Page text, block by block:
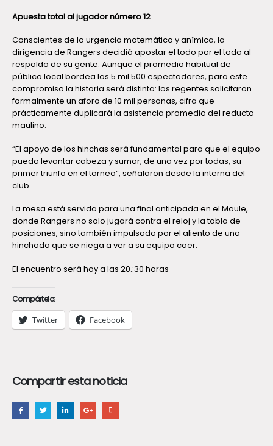
Apuesta total al jugador número 12
Conscientes de la urgencia matemática y anímica, la
dirigencia de Rangers decidió apostar el todo por el todo al
respaldo de su gente. Aunque el promedio habitual de
público local bordea los 5 mil 500 espectadores, para este
compromiso la historia será distinta: los regentes solicitaron
formalmente un aforo de 10 mil personas, cifra que
prácticamente duplicará la asistencia promedio del reducto
maulino.
“El apoyo de los hinchas será fundamental para que el equipo
pueda levantar cabeza y sumar, de una vez por todas, su
primer triunfo en el torneo”, señalaron desde la interna del
club.
La mesa está servida para una final anticipada en el Maule,
donde Rangers no solo jugará contra el reloj y la tabla de
posiciones, sino también impulsado por el aliento de una
hinchada que se niega a ver a su equipo caer.
El encuentro será hoy a las 20.:30 horas
Compártelo:
Twitter Facebook
Compartir esta noticia